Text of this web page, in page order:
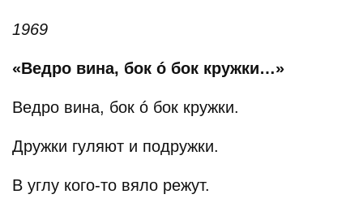
1969
«Ведро вина, бок ó бок кружки…»
Ведро вина, бок ó бок кружки.
Дружки гуляют и подружки.
В углу кого-то вяло режут.